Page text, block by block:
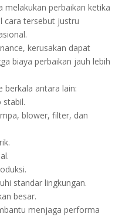
melakukan perbaikan ketika
cara tersebut justru
kerusakan dapat
biaya perbaikan jauh lebih
berkala antara lain:
stabil.
blower, filter, dan
standar lingkungan.
besar.
menjaga performa